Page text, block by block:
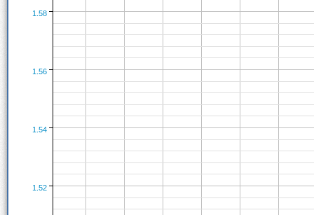
1.52
1.54
1.56
1.58